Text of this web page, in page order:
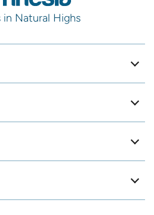
in Natural Highs